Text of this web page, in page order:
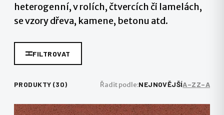
heterogenní, v rolích, čtvercích či lamelách,
se vzory dřeva, kamene, betonu atd.
FILTROVAT
PRODUKTY (30) Řadit podle:NEJNOVĚJŠÍA–ZZ–A